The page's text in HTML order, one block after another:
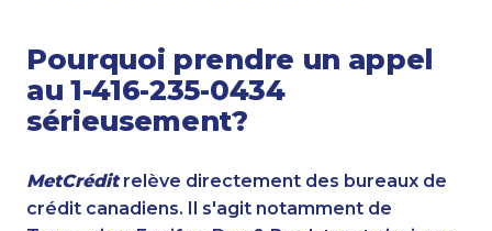
Pourquoi prendre un appel
au 1-416-235-0434
sérieusement?
MetCréditrelève directement des bureaux de
crédit canadiens. Il s'agit notamment de